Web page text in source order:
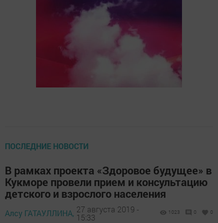
ПОСЛЕДНИЕ НОВОСТИ
В рамках проекта «Здоровое будущее» в
Кукморе провели прием и консультацию
детского и взрослого населения
Алсу ГАТАУЛЛИНА, 27 августа 2019 -
15:33
1023 0 0